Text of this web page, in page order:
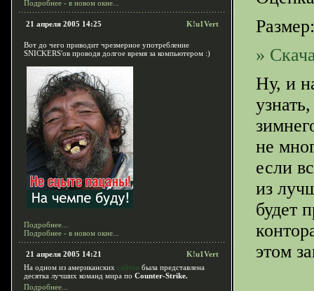
Подробнее - в новом окне...
21 апреля 2005 14:25 K!u1Vert
Вот до чего приводит чрезмерное употребление
SNICKERS'ов проводя долгое время за компьютером :)
Подробнее...
Подробнее - в новом окне...
21 апреля 2005 14:21
K!u1Vert
На одном из американских сайтов была представлена
десятка лучших команд мира по Counter-Strike.
Подробнее...
»
Ну, и
не
если
из
будет
этом